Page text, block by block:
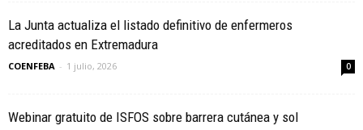
La Junta actualiza el listado definitivo de enfermeros
acreditados en Extremadura
COENFEBA - 1 julio, 2026 0
Webinar gratuito de ISFOS sobre barrera cutánea y sol